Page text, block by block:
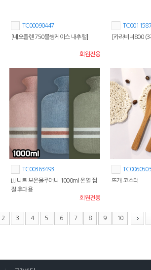
TC00090447
[네오플렌 750물병케이스 내추럴]
회원전용
[카라비너800 (3
TC00363493
IJJ 니트 보온물주머니 1000ml 온열 찜
질 휴대용
회원전용
뜨개 코스터
2 3 4 5 6 7 8 9 10